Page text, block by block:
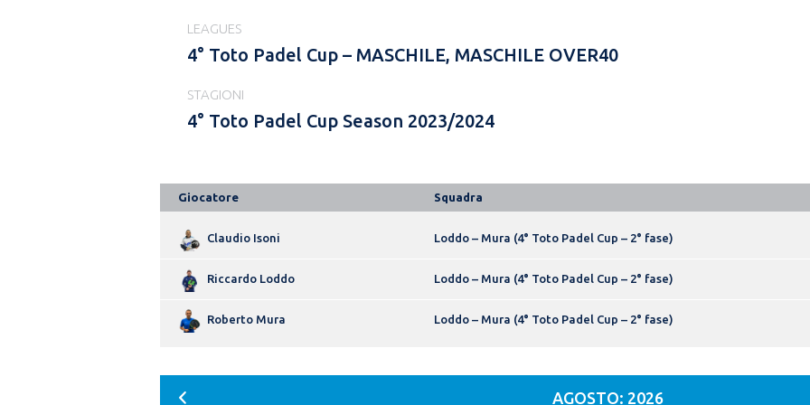
LEAGUES
4° Toto Padel Cup – MASCHILE, MASCHILE OVER40
STAGIONI
4° Toto Padel Cup Season 2023/2024
Giocatore Squadra
Claudio Isoni Loddo – Mura (4° Toto Padel Cup – 2° fase)
Riccardo Loddo Loddo – Mura (4° Toto Padel Cup – 2° fase)
Roberto Mura Loddo – Mura (4° Toto Padel Cup – 2° fase)
AGOSTO: 2026